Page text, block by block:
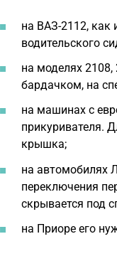
на ВАЗ-2112, как
водительского
на моделях 2108,
бардачком, на
на машинах с
прикуривателя.
крышка;
на автомобилях
переключения
скрывается под
на Приоре его